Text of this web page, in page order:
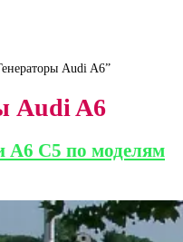
Audi A6”
Audi A6
А6 С5 по моделям